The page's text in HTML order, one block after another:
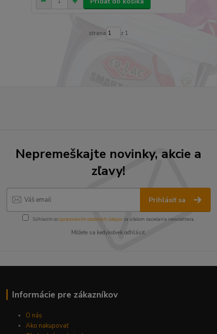
strana z 1
Nepremeškajte novinky, akcie a
zľavy!
Prihlásiť sa
Súhlasím sospracovaním osobných údajov za účelom zasielania newslettera.
Môžete sa kedykoľvek odhlásiť.
Informácie pre zákazníkov
O nás
Ako nakupovať